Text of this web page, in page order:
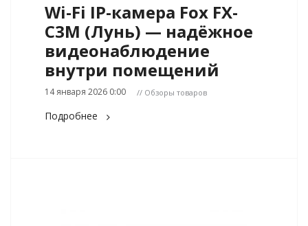
Wi-Fi IP-камера Fox FX-
C3M (Лунь) — надёжное
видеонаблюдение
внутри помещений
14 января 2026 0:00 // Обзоры товаров
Подробнее